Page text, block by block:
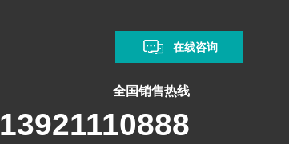
在线咨询
全国销售热线
13921110888